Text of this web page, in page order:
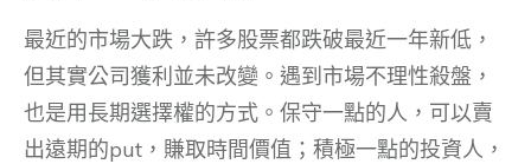
最近的市場大跌，許多股票都跌破最近一年新低，
但其實公司獲利並未改變。遇到市場不理性殺盤，
也是用長期選擇權的方式。保守一點的人，可以賣
出遠期的put，賺取時間價值；積極一點的投資人，